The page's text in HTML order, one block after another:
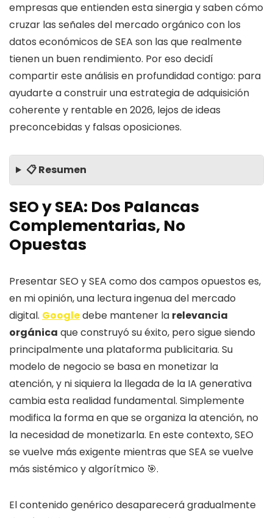
empresas que entienden esta sinergia y saben cómo
cruzar las señales del mercado orgánico con los
datos económicos de SEA son las que realmente
tienen un buen rendimiento. Por eso decidí
compartir este análisis en profundidad contigo: para
ayudarte a construir una estrategia de adquisición
coherente y rentable en 2026, lejos de ideas
preconcebidas y falsas oposiciones.
📋 Resumen
SEO y SEA: Dos Palancas
Complementarias, No
Opuestas
Presentar SEO y SEA como dos campos opuestos es,
en mi opinión, una lectura ingenua del mercado
digital. Googledebe mantener la relevancia
orgánica que construyó su éxito, pero sigue siendo
principalmente una plataforma publicitaria. Su
modelo de negocio se basa en monetizar la
atención, y ni siquiera la llegada de la IA generativa
cambia esta realidad fundamental. Simplemente
modifica la forma en que se organiza la atención, no
la necesidad de monetizarla. En este contexto, SEO
se vuelve más exigente mientras que SEA se vuelve
más sistémico y algorítmico 🎯.
El contenido genérico desaparecerá gradualmente